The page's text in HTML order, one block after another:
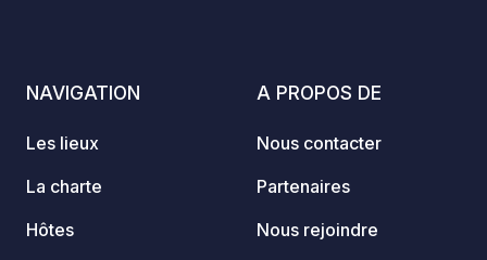
NAVIGATION
Les lieux
La charte
Hôtes
A PROPOS DE
Nous contacter
Partenaires
Nous rejoindre